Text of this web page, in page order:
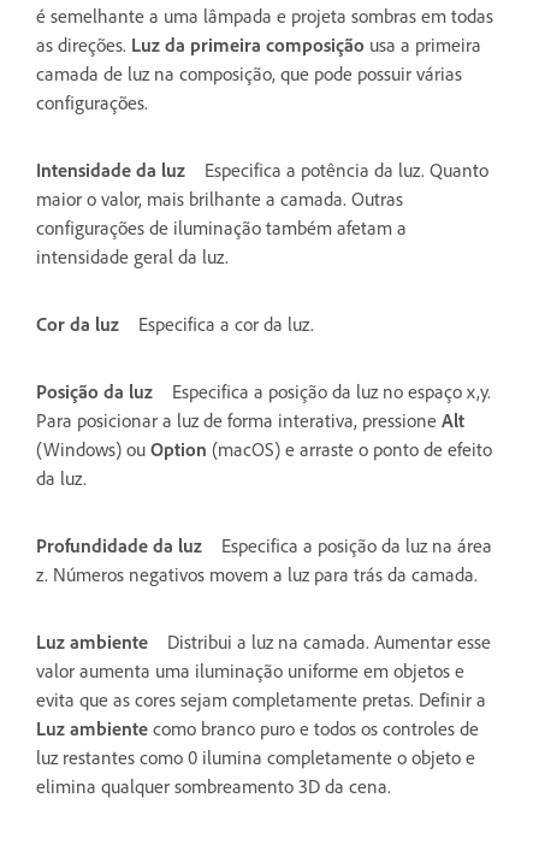
é semelhante a uma lâmpada e projeta sombras em todas
as direções. Luz da primeira composição usa a primeira
camada de luz na composição, que pode possuir várias
configurações.
Intensidade da luz
Especifica a potência da luz. Quanto
maior o valor, mais brilhante a camada. Outras
configurações de iluminação também afetam a
intensidade geral da luz.
Cor da luz Especifica a cor da luz.
Posição da luz
Especifica a posição da luz no espaço x,y.
Para posicionar a luz de forma interativa, pressione Alt
(Windows) ou Option (macOS) e arraste o ponto de efeito
da luz.
Profundidade da luz
Especifica a posição da luz na área
z. Números negativos movem a luz para trás da camada.
Luz ambiente
Distribui a luz na camada. Aumentar esse
valor aumenta uma iluminação uniforme em objetos e
evita que as cores sejam completamente pretas. Definir a
Luz ambiente como branco puro e todos os controles de
luz restantes como 0 ilumina completamente o objeto e
elimina qualquer sombreamento 3D da cena.